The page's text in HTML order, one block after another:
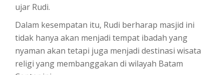
ujar Rudi.
Dalam kesempatan itu, Rudi berharap masjid ini
tidak hanya akan menjadi tempat ibadah yang
nyaman akan tetapi juga menjadi destinasi wisata
religi yang membanggakan di wilayah Batam